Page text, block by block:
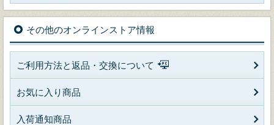
その他のオンラインストア情報
ご利用方法と返品・交換について
お気に入り商品
入荷通知商品